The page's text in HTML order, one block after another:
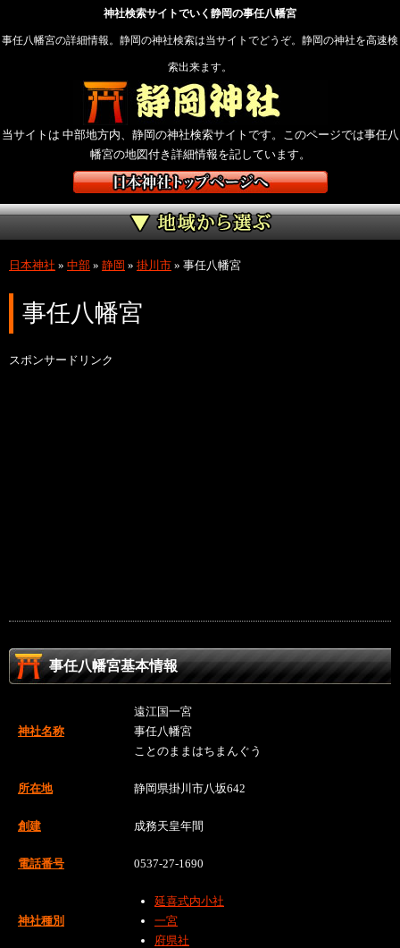
神社検索サイトでいく静岡の事任八幡宮
事任八幡宮の詳細情報。静岡の神社検索は当サイトでどうぞ。静岡の神社を高速検
索出来ます。
当サイトは 中部地方内、静岡の神社検索サイトです。このページでは事任八
幡宮の地図付き詳細情報を記しています。
日本神社 » 中部 » 静岡 » 掛川市 » 事任八幡宮
事任八幡宮
スポンサードリンク
事任八幡宮基本情報
神社名称
遠江国一宮
事任八幡宮
ことのままはちまんぐう
所在地 静岡県掛川市八坂642
創建 成務天皇年間
電話番号 0537-27-1690
神社種別
延喜式内小社
一宮
府県社